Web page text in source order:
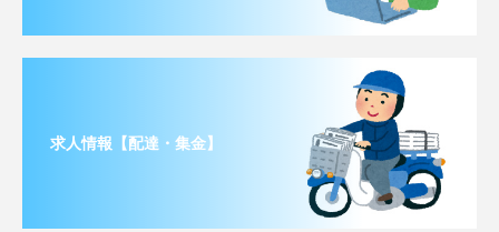
求人情報【配達・集金】